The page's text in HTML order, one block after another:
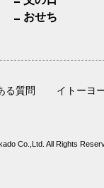
おせち
る質問 イトーヨ
Co.,Ltd. All Rights